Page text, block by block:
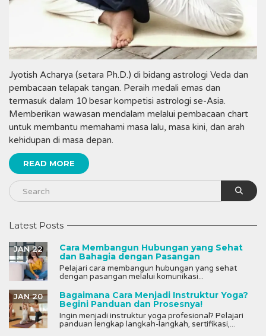
Jyotish Acharya (setara Ph.D.) di bidang astrologi Veda dan
pembacaan telapak tangan. Peraih medali emas dan
termasuk dalam 10 besar kompetisi astrologi se-Asia.
Memberikan wawasan mendalam melalui pembacaan chart
untuk membantu memahami masa lalu, masa kini, dan arah
kehidupan di masa depan.
READ MORE
Latest Posts
Cara Membangun Hubungan yang Sehat
dan Bahagia dengan Pasangan
JAN 22
Pelajari cara membangun hubungan yang sehat
dengan pasangan melalui komunikasi...
Bagaimana Cara Menjadi Instruktur Yoga?
Begini Panduan dan Prosesnya!
JAN 20
Ingin menjadi instruktur yoga profesional? Pelajari
panduan lengkap langkah-langkah, sertifikasi,...